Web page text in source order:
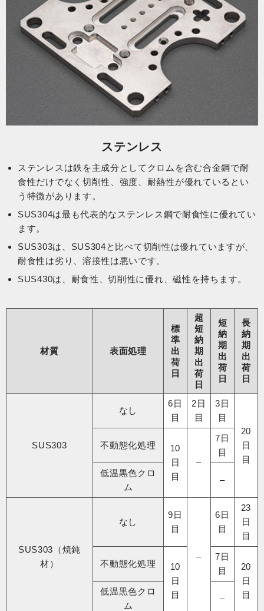
ステンレス
ステンレスは鉄を主成分としてクロムを含む合金鋼で耐
食性だけでなく切削性、強度、耐熱性が優れているとい
う特徴があります。
SUS304は最も代表的なステンレス鋼で耐食性に優れてい
ます。
SUS303は、SUS304と比べて切削性は優れていますが、
耐食性は劣り、溶接性は悪いです。
SUS430は、耐食性、切削性に優れ、磁性を持ちます。
材質 表面処理
標
準
出
荷
日
超
短
納
期
出
荷
日
短
納
期
出
荷
日
長
納
期
出
荷
日
SUS303
なし
6日
目
2日
目
3日
目
20
日
目
不動態化処理​
10
日
目
–
7日
目
低温黒色クロ
ム
–
SUS303（焼鈍
材）
なし
9日
目
–
6日
目
23
日
目
不動態化処理​
10
日
目
7日
目
20
日
目
低温黒色クロ
ム
–